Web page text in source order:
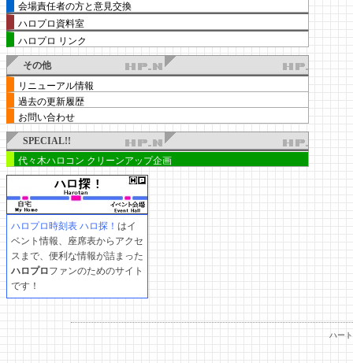
会場責任者の方と意見交換
ハロプロ資料室
ハロプロ リンク
その他
リニューアル情報
過去の更新履歴
お問い合わせ
SPECIAL!!
代々木ハロコン クリーンアップ企画
ハロプロ時刻表 ハロ探！ はイ
ベント情報、座席表からアクセ
スまで、便利な情報が詰まった
ハロプロファンのためのサイト
です！
ハー